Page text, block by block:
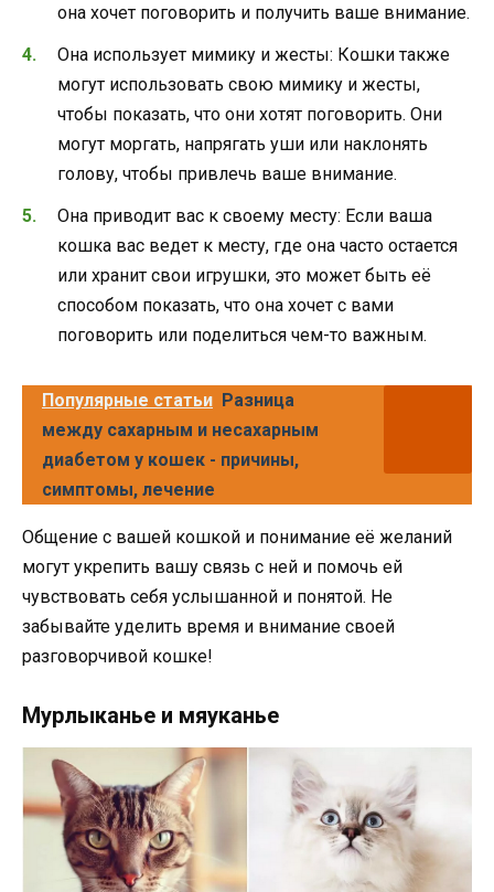
она хочет поговорить и получить ваше внимание.
Она использует мимику и жесты: Кошки также
могут использовать свою мимику и жесты,
чтобы показать, что они хотят поговорить. Они
могут моргать, напрягать уши или наклонять
голову, чтобы привлечь ваше внимание.
Она приводит вас к своему месту: Если ваша
кошка вас ведет к месту, где она часто остается
или хранит свои игрушки, это может быть её
способом показать, что она хочет с вами
поговорить или поделиться чем-то важным.
Популярные статьи Разница
между сахарным и несахарным
диабетом у кошек - причины,
симптомы, лечение
Общение с вашей кошкой и понимание её желаний
могут укрепить вашу связь с ней и помочь ей
чувствовать себя услышанной и понятой. Не
забывайте уделить время и внимание своей
разговорчивой кошке!
Мурлыканье и мяуканье